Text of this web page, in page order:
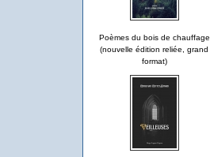
Poèmes du bois de chauffage
(nouvelle édition reliée, grand
format)